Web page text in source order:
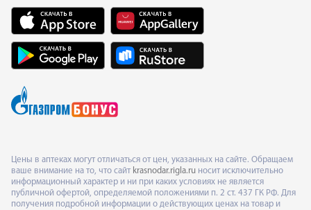
Цены в аптеках могут отличаться от цен, указанных на сайте. Обращаем
ваше внимание на то, что сайт krasnodar.rigla.ru носит исключительно
информационный характер и ни при каких условиях не является
публичной офертой, определяемой положениями п. 2 ст. 437 ГК РФ. Для
получения подробной информации о действующих ценах на товар и